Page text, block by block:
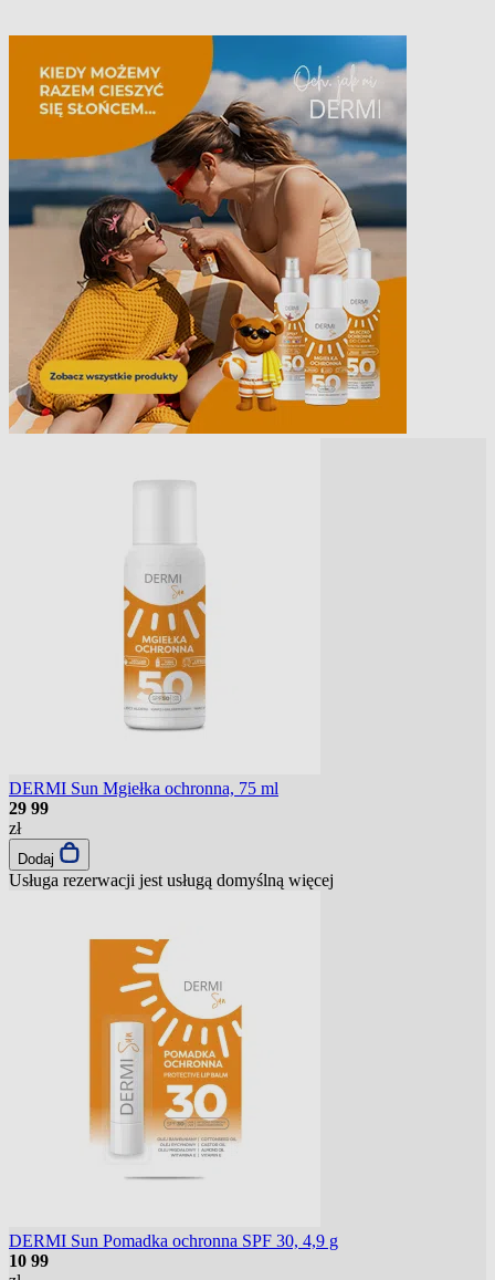
DERMI Sun Mgiełka ochronna, 75 ml
29 99
zł
Dodaj
Usługa rezerwacji jest usługą domyślną więcej
DERMI Sun Pomadka ochronna SPF 30, 4,9 g
10 99